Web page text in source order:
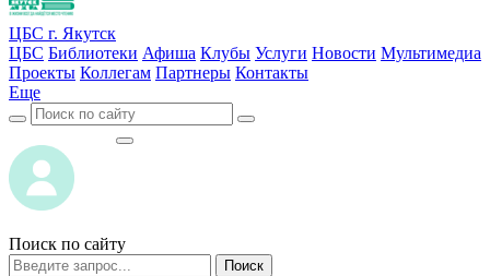
ЦБС г. Якутск
ЦБС Библиотеки Афиша Клубы Услуги Новости Мультимедиа
Проекты Коллегам Партнеры Контакты
Еще
Поиск по сайту
Поиск